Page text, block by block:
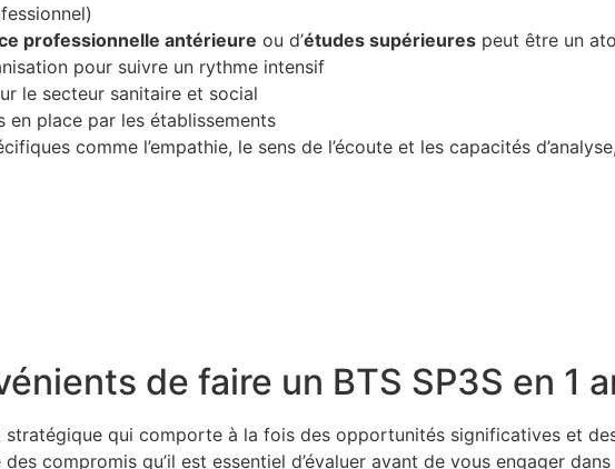
professionnelle antérieure ou d’études supérieures peut être un
pour suivre un rythme intensif
le secteur sanitaire et social
en place par les établissements
comme l’empathie, le sens de l’écoute et les capacités
de faire un BTS SP3S en 1
stratégique qui comporte à la fois des opportunités significatives et
compromis qu’il est essentiel d’évaluer avant de vous engager